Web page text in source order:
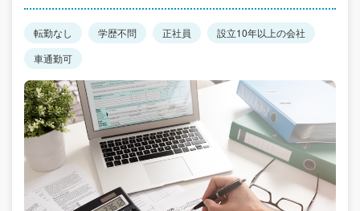
転勤なし 学歴不問 正社員
設立10年以上の会社
車通勤可